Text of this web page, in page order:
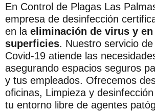
En Control de Plagas Las
empresa de desinfección
en la eliminación de virus y
superficies. Nuestro servicio
Covid-19 atiende las
asegurando espacios seguros
y tus empleados. Ofrecemos
oficinas, Limpieza y
tu entorno libre de agentes